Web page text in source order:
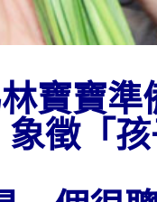
林寶寶準
象徵「